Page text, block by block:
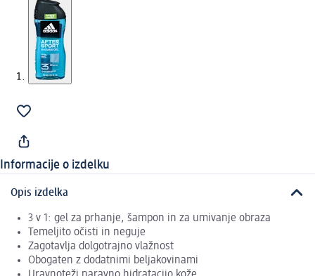
Informacije o izdelku
Opis izdelka
3 v 1: gel za prhanje, šampon in za umivanje obraza
Temeljito očisti in neguje
Zagotavlja dolgotrajno vlažnost
Obogaten z dodatnimi beljakovinami